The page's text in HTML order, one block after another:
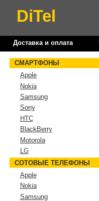
DiTel
Доставка и оплата
СМАРТФОНЫ
Apple
Nokia
Samsung
Sony
HTC
BlackBerry
Motorola
LG
СОТОВЫЕ ТЕЛЕФОНЫ
Apple
Nokia
Samsung